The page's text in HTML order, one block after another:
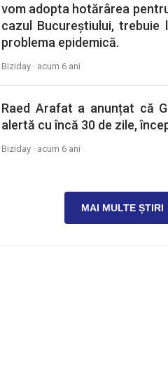
vom adopta hotărârea
cazul Bucureștiului,
problema epidemică.
Biziday · acum 6 ani
Raed Arafat a anunțat că
alertă cu încă 30 de zile,
Biziday · acum 6 ani
MAI MULTE ȘTIRI